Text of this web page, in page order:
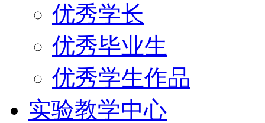
优秀学长
优秀毕业生
优秀学生作品
实验教学中心